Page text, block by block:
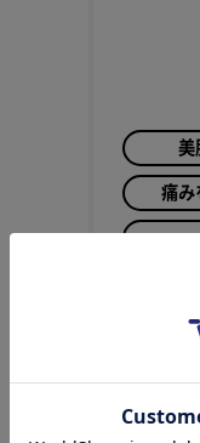
美
痛み
リファ